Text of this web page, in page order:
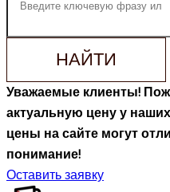
НАЙТИ
Уважаемые клиенты!
актуальную цену у
цены на сайте могут
понимание!
Оставить заявку